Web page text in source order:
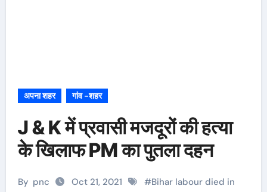
अपना शहर गांव -शहर
J & K में प्रवासी मजदूरों की हत्या
के खिलाफ PM का पुतला दहन
By pnc Oct 21, 2021 #Bihar labour died in